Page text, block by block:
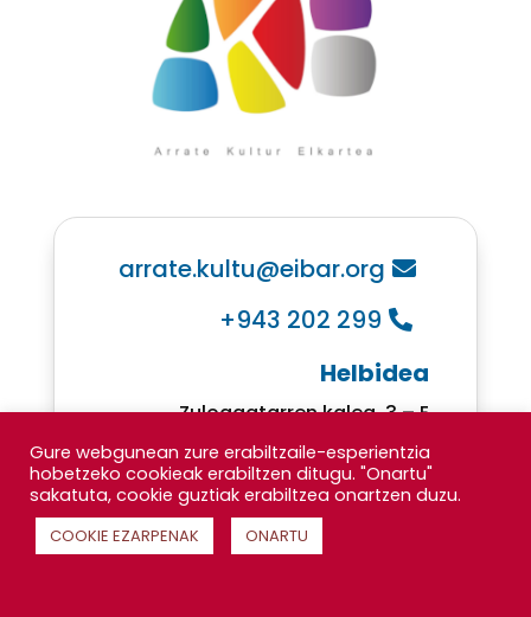
arrate.kultu@eibar.org
+943 202 299
Helbidea
Zuloagatarren kalea, 3 – E
20.600 Eibar
Gure webgunean zure erabiltzaile-esperientzia
hobetzeko cookieak erabiltzen ditugu. "Onartu"
sakatuta, cookie guztiak erabiltzea onartzen duzu.
COOKIE EZARPENAK ONARTU